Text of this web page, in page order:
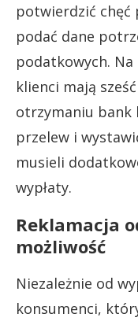
potwierdzić chęć
podać dane
podatkowych.
klienci mają
otrzymaniu bank
przelew i
musieli
wypłaty.
Reklamacja
możliwość
Niezależnie od
konsumenci,